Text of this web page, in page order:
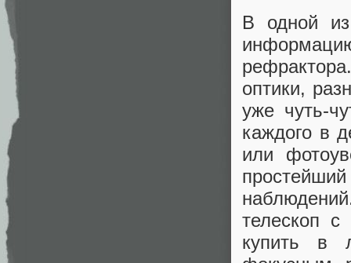
В одной
оптики,
уже чуть-
каждого в
или
телескоп
купить в